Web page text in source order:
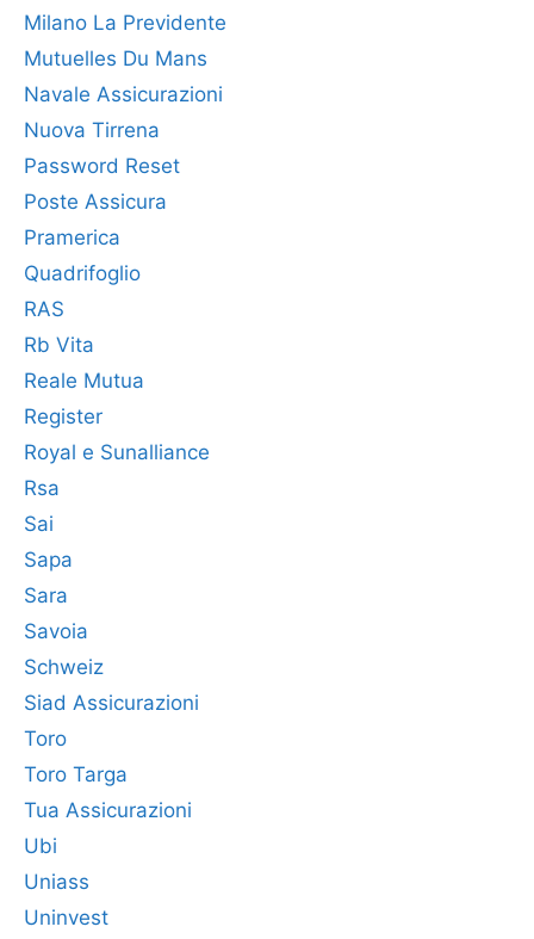
Milano La Previdente
Mutuelles Du Mans
Navale Assicurazioni
Nuova Tirrena
Password Reset
Poste Assicura
Pramerica
Quadrifoglio
RAS
Rb Vita
Reale Mutua
Register
Royal e Sunalliance
Rsa
Sai
Sapa
Sara
Savoia
Schweiz
Siad Assicurazioni
Toro
Toro Targa
Tua Assicurazioni
Ubi
Uniass
Uninvest